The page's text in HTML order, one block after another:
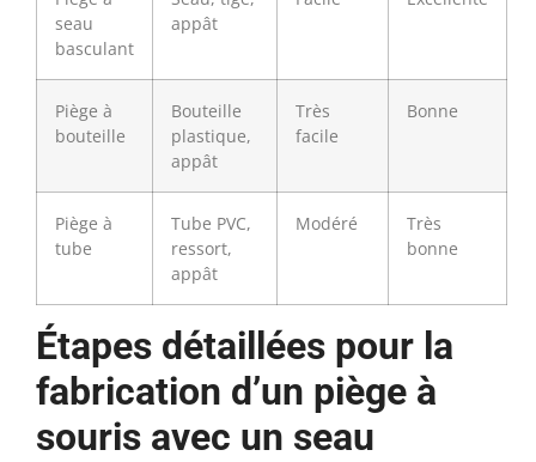
seau
basculant
appât
Piège à
bouteille
Bouteille
plastique,
appât
Très
facile
Bonne
Piège à
tube
Tube PVC,
ressort,
appât
Modéré
Très
bonne
Étapes détaillées pour la
fabrication d’un piège à
souris avec un seau